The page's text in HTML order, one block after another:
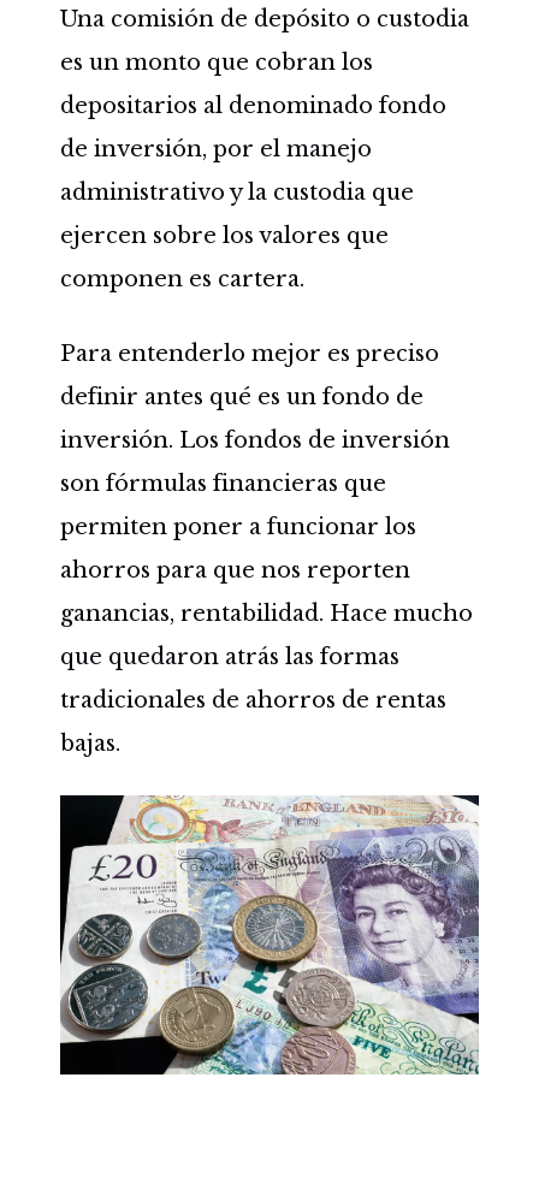
Una comisión de depósito o custodia
es un monto que cobran los
depositarios al denominado fondo
de inversión, por el manejo
administrativo y la custodia que
ejercen sobre los valores que
componen es cartera.
Para entenderlo mejor es preciso
definir antes qué es un fondo de
inversión. Los fondos de inversión
son fórmulas financieras que
permiten poner a funcionar los
ahorros para que nos reporten
ganancias, rentabilidad. Hace mucho
que quedaron atrás las formas
tradicionales de ahorros de rentas
bajas.